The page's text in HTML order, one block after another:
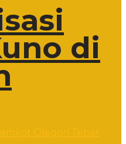
di